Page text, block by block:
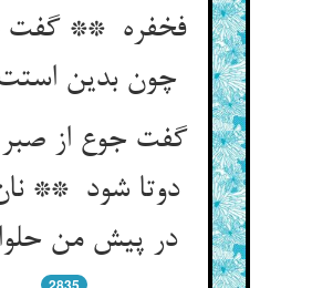
فخفره ** گفت
چون بدین استت شره
گفت جوع از
دوتا شود **
در پیش من حلوا شود